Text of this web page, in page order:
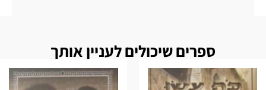
ספרים שיכולים לעניין אותך